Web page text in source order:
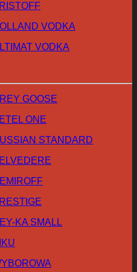
VODKA
VODKA
GOOSE
ONE
STANDARD
KA SMALL